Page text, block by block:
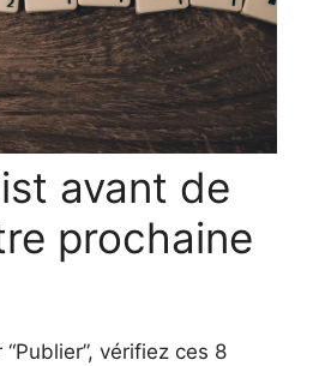
avant de
prochaine
vérifiez ces 8